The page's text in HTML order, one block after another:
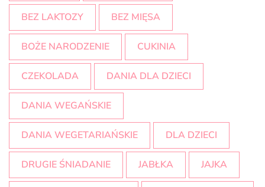
BEZ LAKTOZY BEZ MIĘSA
BOŻE NARODZENIE CUKINIA
CZEKOLADA DANIA DLA DZIECI
DANIA WEGAŃSKIE
DANIA WEGETARIAŃSKIE DLA DZIECI
DRUGIE ŚNIADANIE JABŁKA JAJKA